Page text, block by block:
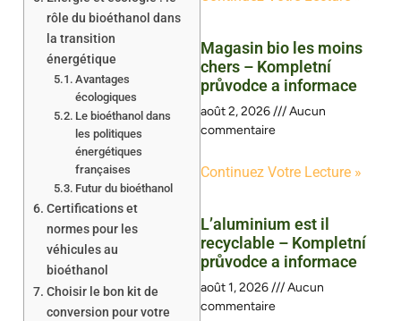
rôle du bioéthanol dans
la transition
énergétique
Avantages
écologiques
Le bioéthanol dans
les politiques
énergétiques
françaises
Futur du bioéthanol
Certifications et
normes pour les
véhicules au
bioéthanol
Choisir le bon kit de
conversion pour votre
Magasin bio les moins
chers – Kompletní
průvodce a informace
août 2, 2026
Aucun
commentaire
Continuez Votre Lecture »
L’aluminium est il
recyclable – Kompletní
průvodce a informace
août 1, 2026
Aucun
commentaire